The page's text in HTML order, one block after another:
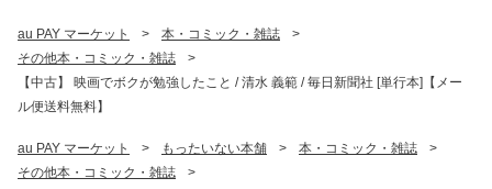
au PAY マーケット > 本・コミック・雑誌
>
その他本・コミック・雑誌
>
【中古】 映画でボクが勉強したこと / 清水 義範 / 毎日新聞社 [単行本]【メー
ル便送料無料】
au PAY マーケット > もったいない本舗 > 本・コミック・雑誌
>
その他本・コミック・雑誌
>